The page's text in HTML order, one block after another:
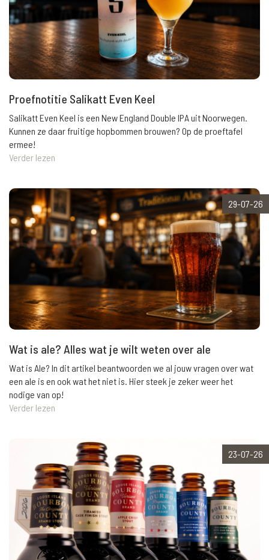
Proefnotitie Salikatt Even Keel
Salikatt Even Keel is een New England Double IPA uit Noorwegen.
Kunnen ze daar fruitige hopbommen brouwen? Op de proeftafel
ermee!
Verder lezen
29-07-26
Wat is ale? Alles wat je wilt weten over ale
Wat is Ale? In dit artikel beantwoorden we al jouw vragen over wat
een ale is en ook wat het niet is. Hier steek je zeker weer het
nodige van op!
Verder lezen
23-07-26